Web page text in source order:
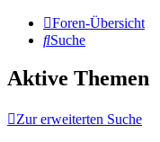
Foren-Übersicht
Suche
Aktive Themen
Zur erweiterten Suche